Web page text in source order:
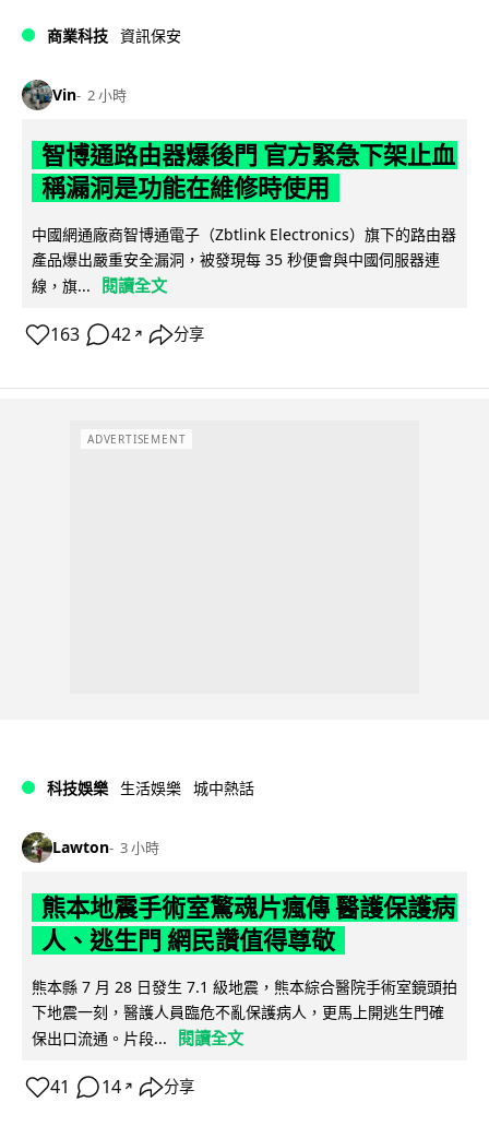
商業科技 資訊保安
Vin 2 小時
智博通路由器爆後門 官方緊急下架止血
稱漏洞是功能在維修時使用
中國網通廠商智博通電子（Zbtlink Electronics）旗下的路由器
產品爆出嚴重安全漏洞，被發現每 35 秒便會與中國伺服器連
線，旗...
閱讀全文
163 42 ↗ 分享
ADVERTISEMENT
科技娛樂 生活娛樂 城中熱話
Lawton 3 小時
熊本地震手術室驚魂片瘋傳 醫護保護病
人、逃生門 網民讚值得尊敬
熊本縣 7 月 28 日發生 7.1 級地震，熊本綜合醫院手術室鏡頭拍
下地震一刻，醫護人員臨危不亂保護病人，更馬上開逃生門確
保出口流通。片段...
閱讀全文
41 14 ↗ 分享